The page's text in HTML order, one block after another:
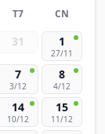
T7 CN
31 1
27/11
7
3/12
8
4/12
14
10/12
15
11/12